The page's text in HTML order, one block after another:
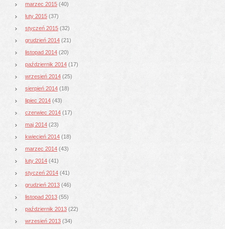
marzec 2015 (40)
luty 2015 (37)
styczeń 2015 (32)
grudzień 2014 (21)
listopad 2014 (20)
październik 2014 (17)
wrzesień 2014 (25)
sierpień 2014 (18)
lipiec 2014 (43)
czerwiec 2014 (17)
maj 2014 (23)
kwiecień 2014 (18)
marzec 2014 (43)
luty 2014 (41)
styczeń 2014 (41)
grudzień 2013 (46)
listopad 2013 (55)
październik 2013 (22)
wrzesień 2013 (34)